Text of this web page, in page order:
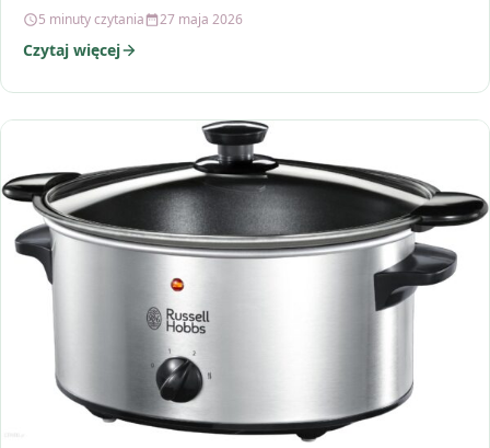
5 minuty czytania 27 maja 2026
Czytaj więcej